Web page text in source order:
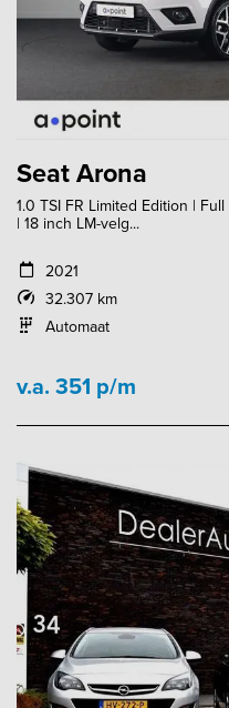
Seat Arona
1.0 TSI FR Limited Edition |
| 18 inch LM-velg...
2021
32.307 km
Automaat
v.a. 351 p/m